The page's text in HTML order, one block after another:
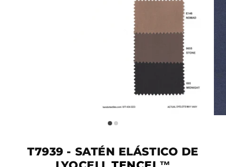
T7939 - SATÉN ELÁSTICO DE